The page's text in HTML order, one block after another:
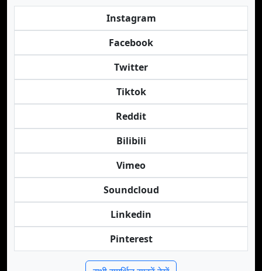
Instagram
Facebook
Twitter
Tiktok
Reddit
Bilibili
Vimeo
Soundcloud
Linkedin
Pinterest